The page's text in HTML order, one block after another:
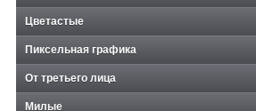
Цветастые
Пиксельная графика
От третьего лица
Милые